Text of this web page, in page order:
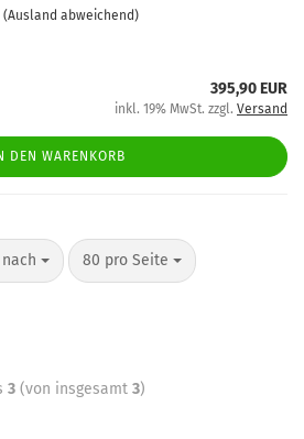
(Ausland abweichend)
395,90 EUR
inkl. 19% MwSt. zzgl. Versand
DEN WARENKORB
80 pro Seite
3(von insgesamt 3)